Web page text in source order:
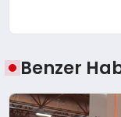
Benzer